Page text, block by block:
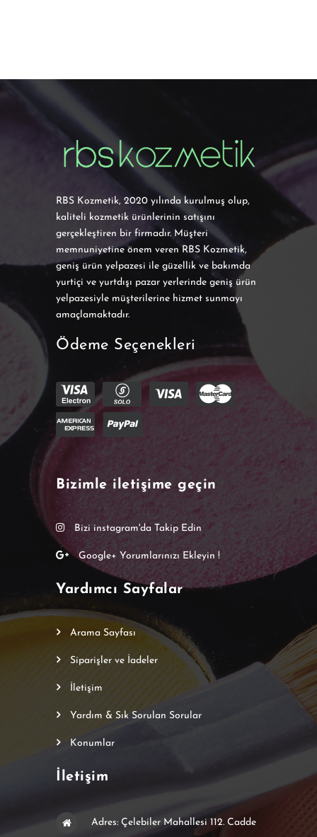
RBS Kozmetik, 2020 yılında kurulmuş olup,
kaliteli kozmetik ürünlerinin satışını
gerçekleştiren bir firmadır. Müşteri
memnuniyetine önem veren RBS Kozmetik,
geniş ürün yelpazesi ile güzellik ve bakımda
yurtiçi ve yurtdışı pazar yerlerinde geniş ürün
yelpazesiyle müşterilerine hizmet sunmayı
amaçlamaktadır.
Ödeme Seçenekleri
Bizimle iletişime geçin
Bizi instagram'da Takip Edin
Google+ Yorumlarınızı Ekleyin !
Yardımcı Sayfalar
Arama Sayfası
Siparişler ve İadeler
İletişim
Yardım & Sık Sorulan Sorular
Konumlar
İletişim
Adres: Çelebiler Mahallesi 112. Cadde